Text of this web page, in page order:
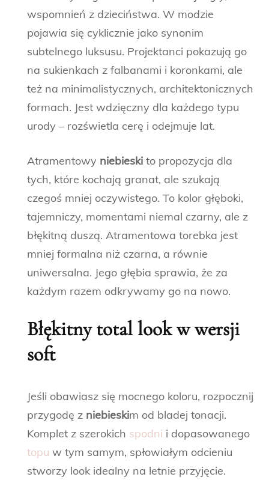
wspomnień z dzieciństwa. W modzie
pojawia się cyklicznie jako synonim
subtelnego luksusu. Projektanci pokazują go
na sukienkach z falbanami i koronkami, ale
też na minimalistycznych, architektonicznych
formach. Jest wdzięczny dla każdego typu
urody – rozświetla cerę i odejmuje lat.
Atramentowy niebieski to propozycja dla
tych, które kochają granat, ale szukają
czegoś mniej oczywistego. To kolor głęboki,
tajemniczy, momentami niemal czarny, ale z
błękitną duszą. Atramentowa torebka jest
mniej formalna niż czarna, a równie
uniwersalna. Jego głębia sprawia, że za
każdym razem odkrywamy go na nowo.
Błękitny total look w wersji
soft
Jeśli obawiasz się mocnego koloru, rozpocznij
przygodę z niebieskim od bladej tonacji.
Komplet z szerokich spodni i dopasowanego
topu w tym samym, spłowiałym odcieniu
stworzy look idealny na letnie przyjęcie.